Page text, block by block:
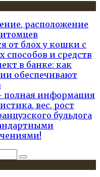
расположение
от блох у кошки с
и средств
в банке: как
обеспечивают
полная информация
вес, рост
бульдога